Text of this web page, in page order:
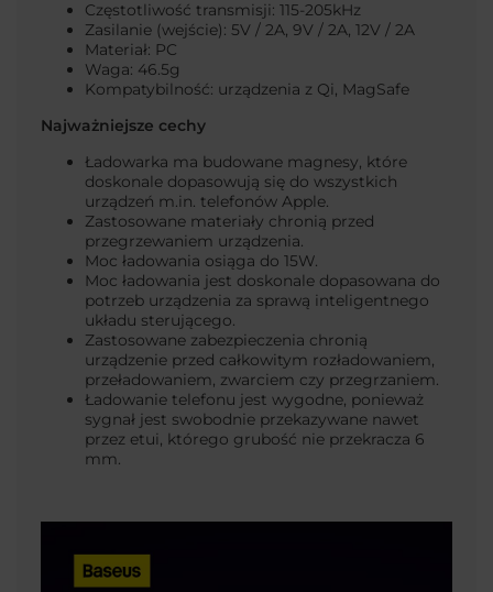
Częstotliwość transmisji: 115-205kHz
Zasilanie (wejście): 5V / 2A, 9V / 2A, 12V / 2A
Materiał: PC
Waga: 46.5g
Kompatybilność: urządzenia z Qi, MagSafe
Najważniejsze cechy
Ładowarka ma budowane magnesy, które
doskonale dopasowują się do wszystkich
urządzeń m.in. telefonów Apple.
Zastosowane materiały chronią przed
przegrzewaniem urządzenia.
Moc ładowania osiąga do 15W.
Moc ładowania jest doskonale dopasowana do
potrzeb urządzenia za sprawą inteligentnego
układu sterującego.
Zastosowane zabezpieczenia chronią
urządzenie przed całkowitym rozładowaniem,
przeładowaniem, zwarciem czy przegrzaniem.
Ładowanie telefonu jest wygodne, ponieważ
sygnał jest swobodnie przekazywane nawet
przez etui, którego grubość nie przekracza 6
mm.